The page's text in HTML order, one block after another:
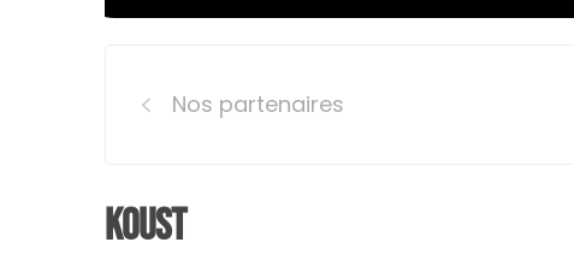
navigation
Nos partenaires
Koust